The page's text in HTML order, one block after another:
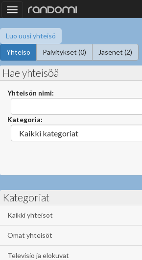
Toggle
navigation
Luo uusi yhteisö
Yhteisö
Päivitykset (0) Jäsenet (2)
Hae yhteisöä
Yhteisön nimi:
Kategoria:
Kategoriat
Kaikki yhteisöt
Omat yhteisöt
Televisio ja elokuvat